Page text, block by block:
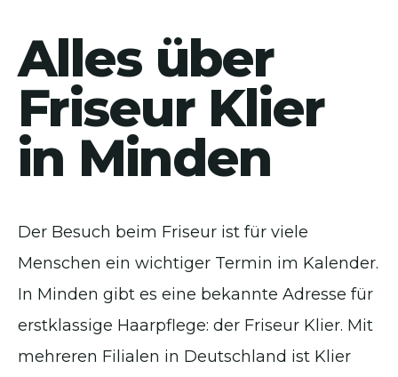
Alles über
Friseur Klier
in Minden
Der Besuch beim Friseur ist für viele
Menschen ein wichtiger Termin im Kalender.
In Minden gibt es eine bekannte Adresse für
erstklassige Haarpflege: der Friseur Klier. Mit
mehreren Filialen in Deutschland ist Klier